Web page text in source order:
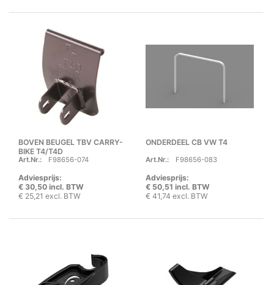
BOVEN BEUGEL TBV CARRY-
BIKE T4/T4D
Art.Nr.: F98656-074
Adviesprijs:
€ 30,50 incl. BTW
€ 25,21 excl. BTW
ONDERDEEL CB VW T4
Art.Nr.: F98656-083
Adviesprijs:
€ 50,51 incl. BTW
€ 41,74 excl. BTW